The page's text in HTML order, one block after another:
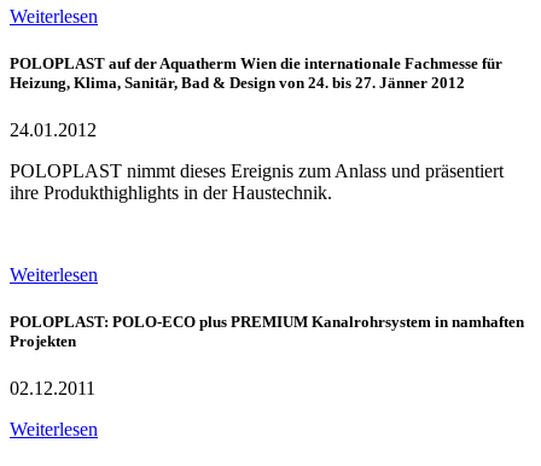
Weiterlesen
POLOPLAST auf der Aquatherm Wien die internationale Fachmesse für
Heizung, Klima, Sanitär, Bad & Design von 24. bis 27. Jänner 2012
24.01.2012
POLOPLAST nimmt dieses Ereignis zum Anlass und präsentiert
ihre Produkthighlights in der Haustechnik.
Weiterlesen
POLOPLAST: POLO-ECO plus PREMIUM Kanalrohrsystem in namhaften
Projekten
02.12.2011
Weiterlesen